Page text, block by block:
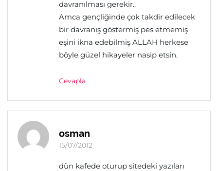
davranılması gerekir..
Amca gençliğinde çok takdir edilecek
bir davranış göstermiş pes etmemiş
eşini ikna edebilmiş ALLAH herkese
böyle güzel hikayeler nasip etsin.
Cevapla
osman
15/07/2012
dün kafede oturup sitedeki yazıları